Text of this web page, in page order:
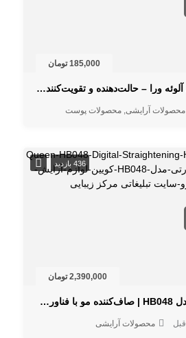
185,000 تومان
ژل ابرو لنسی بل مدل آلوئه ورا – حالت‌دهنده و تقویت‌کننده ابرو
محصولات آرایشی محصولات پوست
436 بازدید
2,390,000 تومان
برس حرارتی کویین مدل HB048 | صاف‌کننده مو با فناوری آیونیک
محصولات آرایشی